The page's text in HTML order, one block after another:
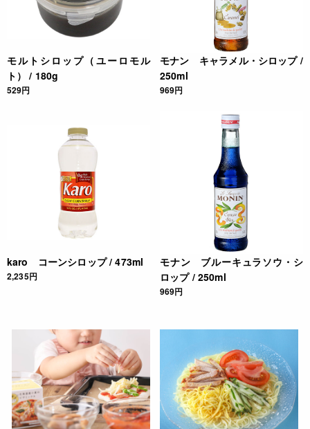
モルトシロップ（ユーロモル
ト） / 180g
529円
モナン キャラメル・シロップ /
250ml
969円
karo コーンシロップ / 473ml
2,235円
モナン ブルーキュラソウ・シ
ロップ / 250ml
969円